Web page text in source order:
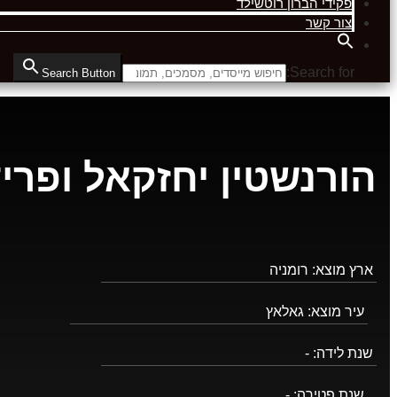
פקידי הברון רוטשילד
צור קשר
Search for:
Search Button
הורנשטין יחזקאל
ארץ מוצא: רומניה
עיר מוצא: גאלאץ
שנת לידה: -